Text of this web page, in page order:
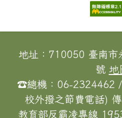
頁尾區域內容
地址：710050 臺南市
號 地
☎總機：06-2324462
校外撥之節費電話)
教育部反霸凌專線